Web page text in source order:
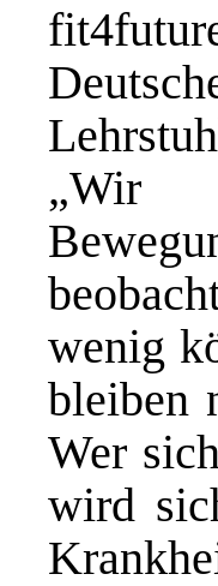
„Wir
wenig
bleiben
Wer
wird